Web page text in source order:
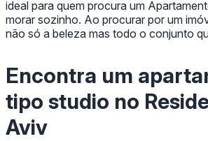
ideal para quem procura um
morar sozinho. Ao procurar por um
não só a beleza mas todo o conjunto
Encontra um
tipo studio no
Aviv